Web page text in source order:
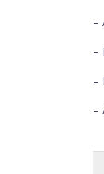
–
–
–
–